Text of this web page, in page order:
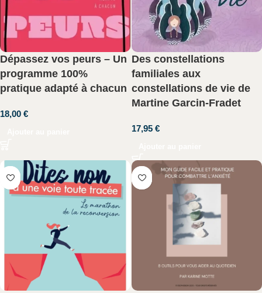
Dépassez vos peurs – Un
programme 100%
pratique adapté à chacun
18,00 €
Des constellations
familiales aux
constellations de vie de
Martine Garcin-Fradet
17,95 €